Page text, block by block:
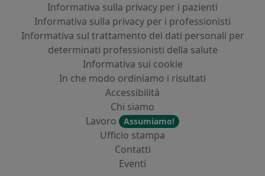
Informativa sulla privacy per i pazienti
Informativa sulla privacy per i professionisti
Informativa sul trattamento dei dati personali per
determinati professionisti della salute
Informativa sui cookie
In che modo ordiniamo i risultati
Accessibilità
Chi siamo
Lavoro
Assumiamo!
Ufficio stampa
Contatti
Eventi